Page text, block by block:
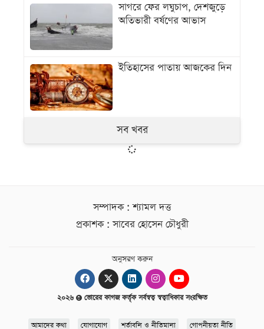
সাগরে ফের লঘুচাপ, দেশজুড়ে
অতিভারী বর্ষণের আভাস
ইতিহাসের পাতায় আজকের দিন
সব খবর
সম্পাদক : শ্যামল দত্ত
প্রকাশক : সাবের হোসেন চৌধুরী
অনুসরণ করুন
২০২৬ ভোরের কাগজ কর্তৃক সর্বস্বত্ব স্বত্বাধিকার সংরক্ষিত
আমাদের কথা যোগাযোগ শর্তাবলি ও নীতিমালা গোপনীয়তা নীতি